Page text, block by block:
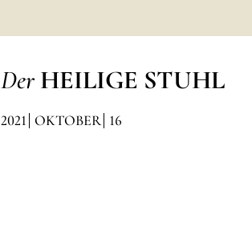
Der HEILIGE STUHL
2021 OKTOBER 16